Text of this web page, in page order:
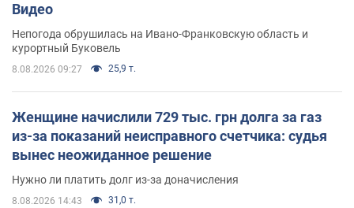
Видео
Непогода обрушилась на Ивано-Франковскую область и
курортный Буковель
8.08.2026 09:27 25,9 т.
Женщине начислили 729 тыс. грн долга за газ
из-за показаний неисправного счетчика: судья
вынес неожиданное решение
Нужно ли платить долг из-за доначисления
8.08.2026 14:43 31,0 т.